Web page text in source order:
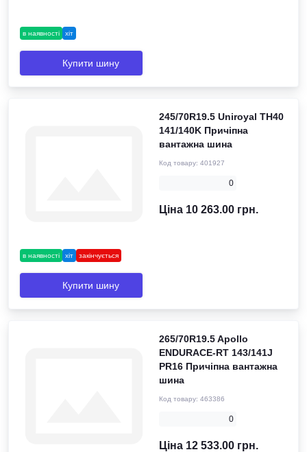
в наявності хіт
Купити шину
в наявності хіт закінчується
245/70R19.5 Uniroyal TH40
141/140K Причіпна
вантажна шина
Код товару: 401927
0
Ціна 10 263.00 грн.
Купити шину
265/70R19.5 Apollo
ENDURACE-RT 143/141J
PR16 Причіпна вантажна
шина
Код товару: 463386
0
Ціна 12 533.00 грн.